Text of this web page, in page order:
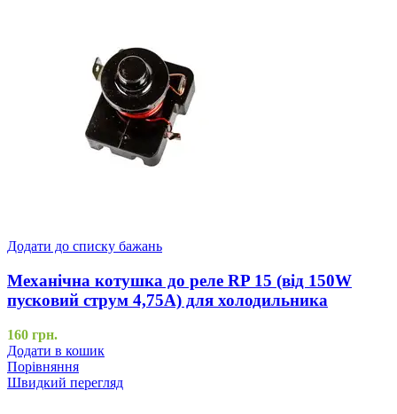
Додати до списку бажань
Механічна котушка до реле RP 15 (від 150W
пусковий струм 4,75A) для холодильника
160 грн.
Додати в кошик
Порівняння
Швидкий перегляд